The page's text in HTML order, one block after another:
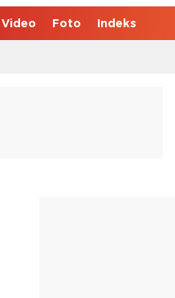
Video Foto Indeks